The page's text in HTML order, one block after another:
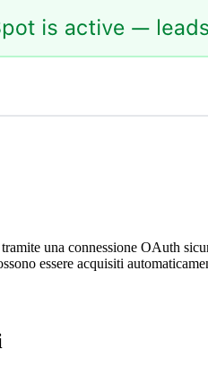
una connessione OAuth
essere acquisiti